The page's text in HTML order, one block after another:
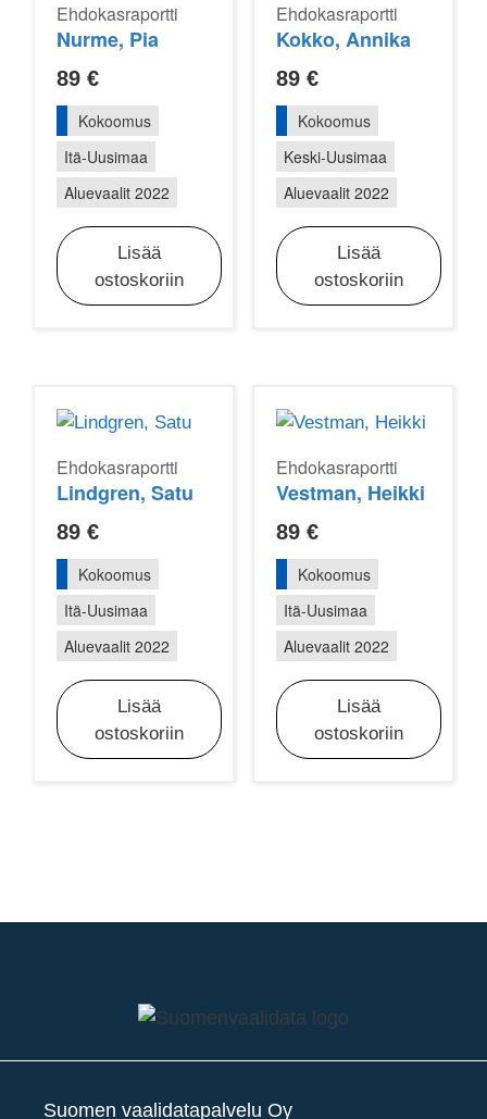
Ehdokasraportti
Nurme, Pia
89 €
Kokoomus
Itä-Uusimaa
Aluevaalit 2022
Lisää
ostoskoriin
Ehdokasraportti
Kokko, Annika
89 €
Kokoomus
Keski-Uusimaa
Aluevaalit 2022
Lisää
ostoskoriin
Ehdokasraportti
Lindgren, Satu
89 €
Kokoomus
Itä-Uusimaa
Aluevaalit 2022
Lisää
ostoskoriin
Ehdokasraportti
Vestman, Heikki
89 €
Kokoomus
Itä-Uusimaa
Aluevaalit 2022
Lisää
ostoskoriin
Suomen vaalidatapalvelu Oy